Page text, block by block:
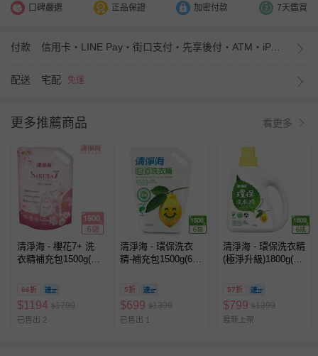
口碑嚴選 正品保證 加密付款 7天鑑賞
付款 信用卡・LINE Pay・街口支付・先享後付・ATM・iPASS MONEY
配送 宅配 免運
更多推薦商品 看更多
清淨海 - 櫻花7+ 洗
衣精補充包1500g(6
66折
$1194 $1799
已售出 2
清淨海 - 環保洗衣
精-補充包1500g(6
5折
$699 $1399
已售出 1
清淨海 - 環保洗衣精
(極淨升級)1800g(6
57折
$799 $1399
最新上架